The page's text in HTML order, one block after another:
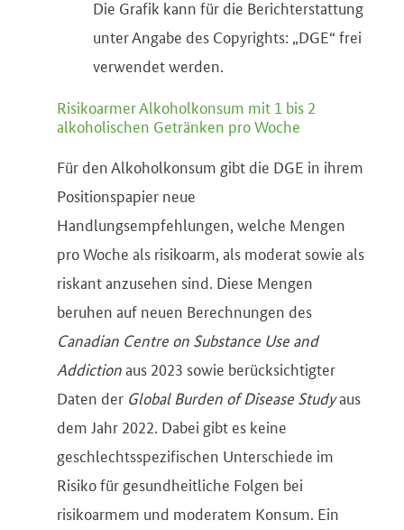
Die Grafik kann für die Berichterstattung
unter Angabe des Copyrights: „DGE“ frei
verwendet werden.
Risikoarmer Alkoholkonsum mit 1 bis 2
alkoholischen Getränken pro Woche
Für den Alkoholkonsum gibt die DGE in ihrem
Positionspapier neue
Handlungsempfehlungen, welche Mengen
pro Woche als risikoarm, als moderat sowie als
riskant anzusehen sind. Diese Mengen
beruhen auf neuen Berechnungen des
Canadian Centre on Substance Use and
Addictionaus 2023 sowie berücksichtigter
Daten der Global Burden of Disease Studyaus
dem Jahr 2022. Dabei gibt es keine
geschlechtsspezifischen Unterschiede im
Risiko für gesundheitliche Folgen bei
risikoarmem und moderatem Konsum. Ein